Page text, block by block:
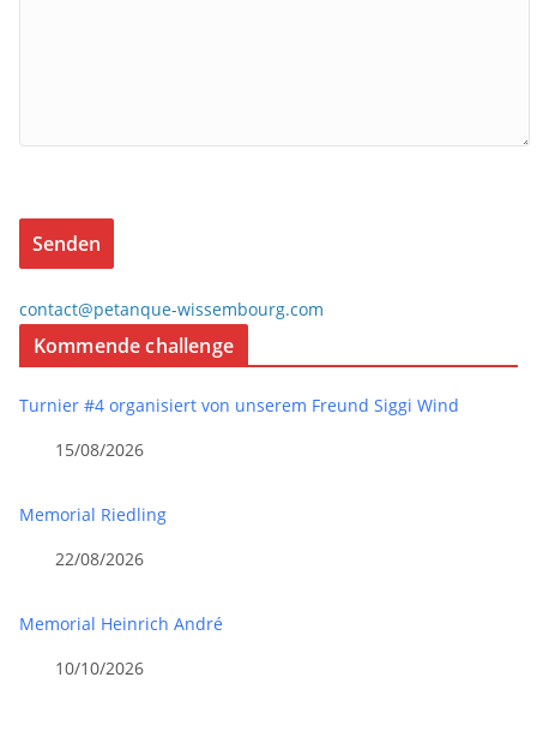
contact@petanque-wissembourg.com
Kommende challenge
Turnier #4 organisiert von unserem Freund Siggi Wind
15/08/2026
Memorial Riedling
22/08/2026
Memorial Heinrich André
10/10/2026